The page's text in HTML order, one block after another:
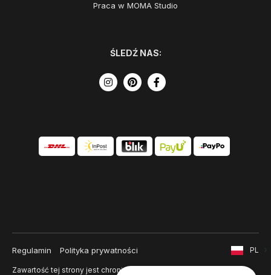
Praca w MOMA Studio
ŚLEDŹ NAS:
Regulamin Polityka prywatności
Zawartość tej strony jest chroniona prawem autorskim i
PL